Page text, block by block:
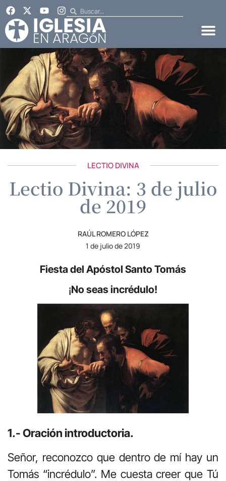
LECTIO DIVINA
Lectio Divina: 3 de julio
de 2019
RAÚL ROMERO LÓPEZ
1 de julio de 2019
Fiesta del Apóstol Santo Tomás
¡No seas incrédulo!
1.- Oración introductoria.
Señor, reconozco que dentro de mí hay un
Tomás “incrédulo”. Me cuesta creer que Tú